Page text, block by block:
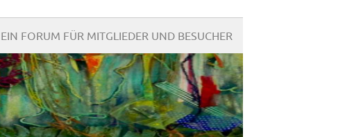
EIN FORUM FÜR MITGLIEDER UND BESUCHER